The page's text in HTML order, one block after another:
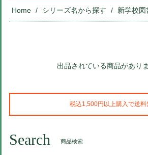
Home シリーズ名から探す 新学校図
出品されている商品がありま
税込1,500円以上購入で送料
Search 商品検索